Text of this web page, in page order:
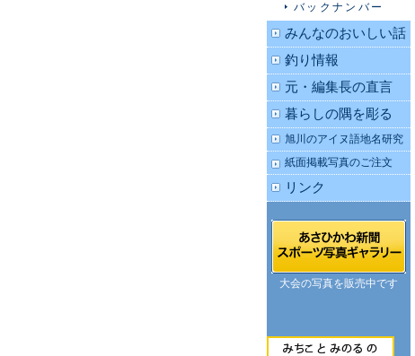
バックナンバー
みんなのおいしい話
釣り情報
元・編集長の直言
暮らしの隅を彫る
旭川のアイヌ語地名研究
紙面掲載写真のご注文
リンク
大会の写真を販売中です